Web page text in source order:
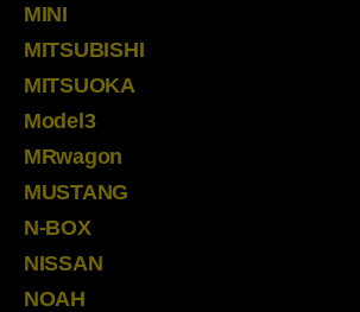
MINI
MITSUBISHI
MITSUOKA
Model3
MRwagon
MUSTANG
N-BOX
NISSAN
NOAH